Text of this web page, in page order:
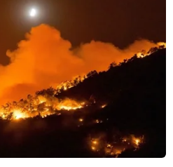
đánh sập cây cầu
tỉnh Kursk của Nga
vào một cây cầu bắc
cách biên giới
Bắc.